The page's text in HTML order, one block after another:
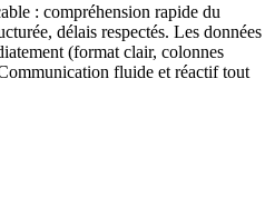
: compréhension rapide du
délais respectés. Les données
(format clair, colonnes
fluide et réactif tout